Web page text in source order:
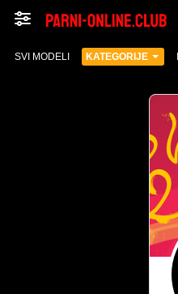
SVI MODELI KATEGORIJE